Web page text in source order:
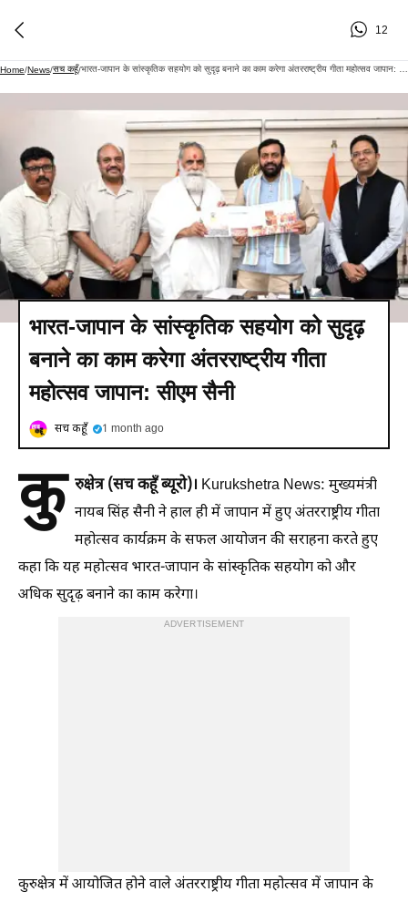
12
Home/News/सच कहूँ/
भारत-जापान के सांस्कृतिक सहयोग को सुदृढ़
बनाने का काम करेगा अंतरराष्ट्रीय गीता
महोत्सव जापान: सीएम सैनी
सच कहूँ 1 month ago
कु रुक्षेत्र (सच कहूँ ब्यूरो)। Kurukshetra News: मुख्यमंत्री
नायब सिंह सैनी ने हाल ही में जापान में हुए अंतरराष्ट्रीय गीता
महोत्सव कार्यक्रम के सफल आयोजन की सराहना करते हुए
कहा कि यह महोत्सव भारत-जापान के सांस्कृतिक सहयोग को और
अधिक सुदृढ़ बनाने का काम करेगा।
ADVERTISEMENT
कुरुक्षेत्र में आयोजित होने वाले अंतरराष्ट्रीय गीता महोत्सव में जापान के